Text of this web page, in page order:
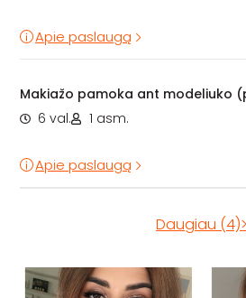
Apie paslaugą
Makiažo pamoka ant modeliuko
6 val.
1 asm.
Apie paslaugą
Daugiau (4)>